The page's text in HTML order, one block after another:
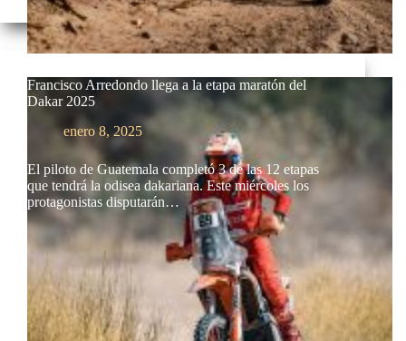
Francisco Arredondo llega a la etapa maratón del
Dakar 2025
enero 8, 2025
El piloto de Guatemala completó 3 de las 12 etapas
que tendrá la odisea dakariana. Este miércoles los
protagonistas disputarán…